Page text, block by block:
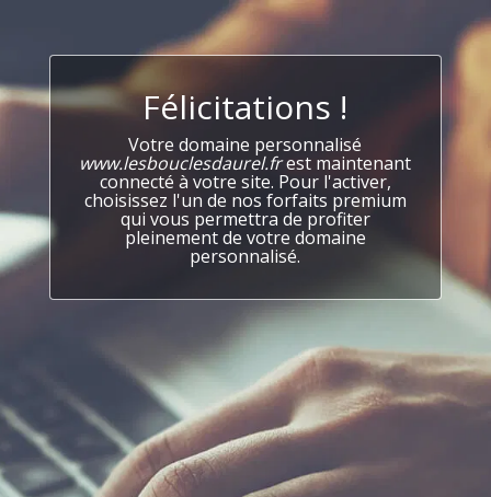
Félicitations !
Votre domaine personnalisé
www.lesbouclesdaurel.frest maintenant
connecté à votre site. Pour l'activer,
choisissez l'un de nos forfaits premium
qui vous permettra de profiter
pleinement de votre domaine
personnalisé.